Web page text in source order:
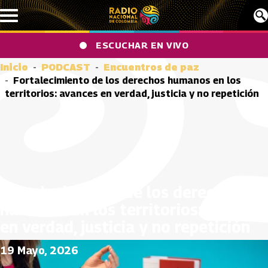
Pasar al contenido principal
ESCUCHAR EN VIVO
Inicio PODCAST
Encuentros de paz
Fortalecimiento de los derechos humanos en los
territorios: avances en verdad, justicia y no repetición
19 Mayo, 2026